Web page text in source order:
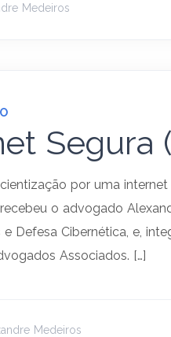
Medeiros
por uma
o advogado
Defesa Cibernética, e,
Associados. […]
Medeiros